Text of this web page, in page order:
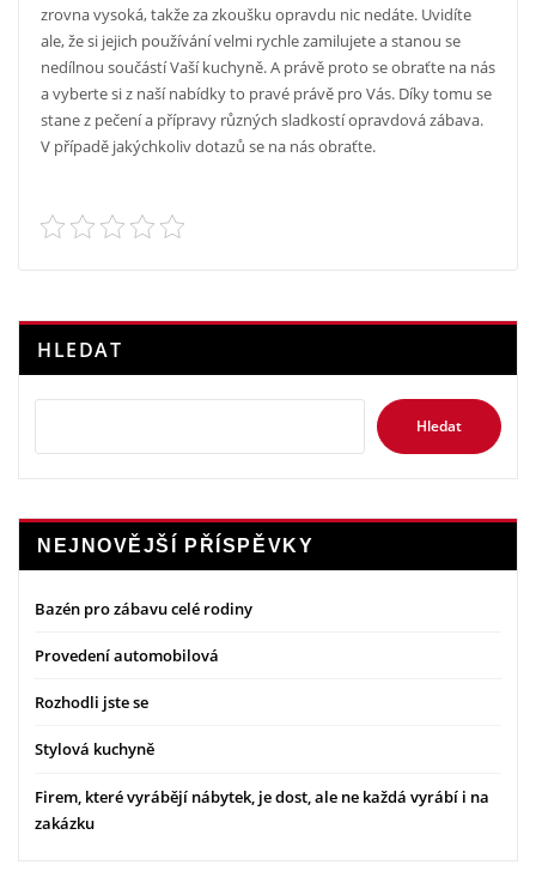
zrovna vysoká, takže za zkoušku opravdu nic nedáte. Uvidíte
ale, že si jejich používání velmi rychle zamilujete a stanou se
nedílnou součástí Vaší kuchyně. A právě proto se obraťte na nás
a vyberte si z naší nabídky to pravé právě pro Vás. Díky tomu se
stane z pečení a přípravy různých sladkostí opravdová zábava.
V případě jakýchkoliv dotazů se na nás obraťte.
HLEDAT
Hledat
NEJNOVĚJŠÍ PŘÍSPĚVKY
Bazén pro zábavu celé rodiny
Provedení automobilová
Rozhodli jste se
Stylová kuchyně
Firem, které vyrábějí nábytek, je dost, ale ne každá vyrábí i na
zakázku